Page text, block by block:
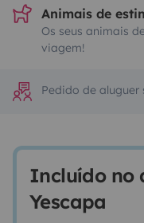
Animais de
Os seus animais
viagem!
Pedido de aluguer
Incluído no
Yescapa